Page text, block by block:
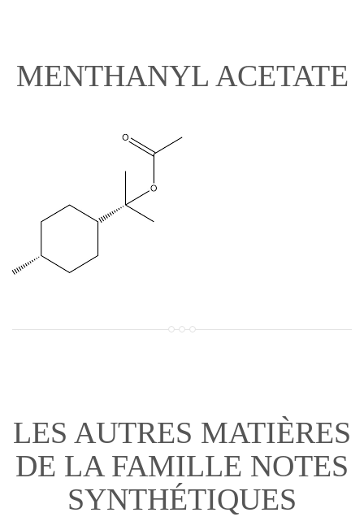
MENTHANYL ACETATE
LES AUTRES MATIÈRES
DE LA FAMILLE NOTES
SYNTHÉTIQUES